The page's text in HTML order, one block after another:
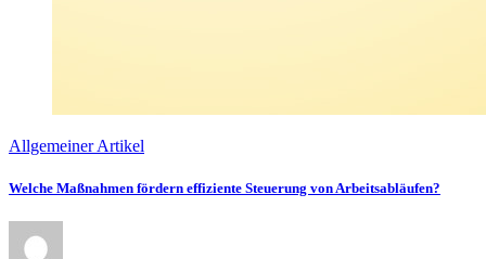
Allgemeiner Artikel
Welche Maßnahmen fördern effiziente Steuerung von Arbeitsabläufen?